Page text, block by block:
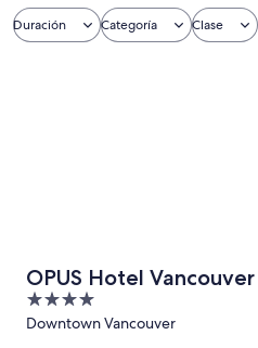
Duración Categoría Clase
OPUS Hotel Vancouver
4
out
Downtown Vancouver